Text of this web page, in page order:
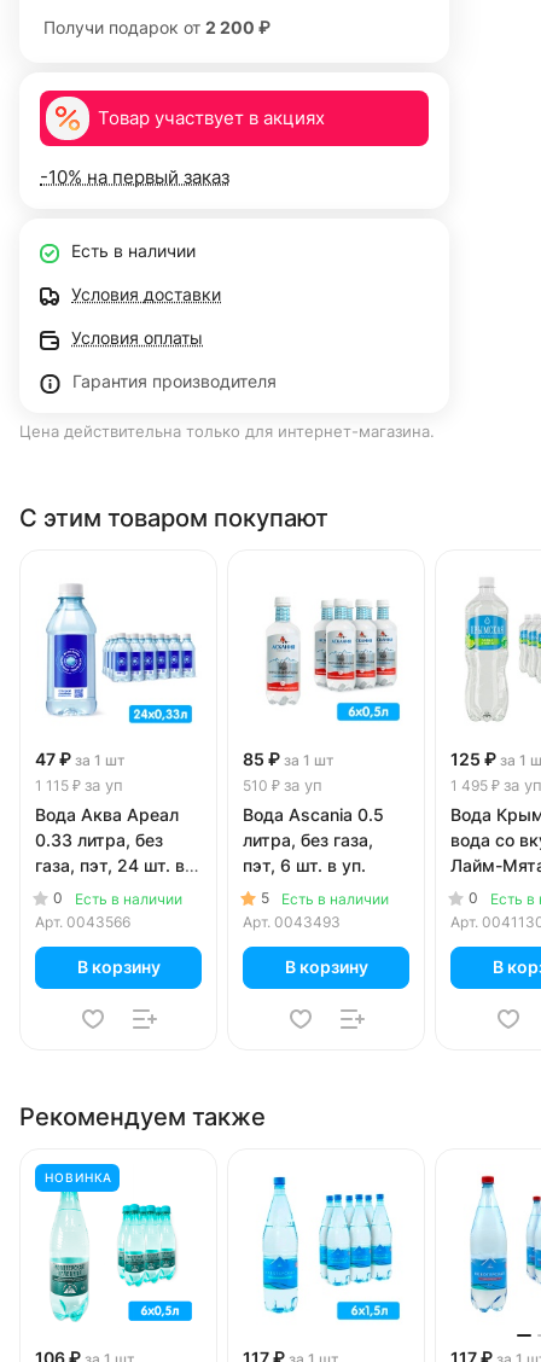
Получи подарок от 2 200 ₽
Товар участвует в акциях
-10% на первый заказ
Есть в наличии
Условия доставки
Условия оплаты
Гарантия производителя
Цена действительна только для интернет-магазина.
С этим товаром покупают
47 ₽ за 1 шт
1 115 ₽ за уп
Вода Аква Ареал
0.33 литра, без
газа, пэт, 24 шт. в
уп.0
Есть в наличии
Арт. 0043566
В корзину
85 ₽ за 1 шт
510 ₽ за уп
Вода Ascania 0.5
литра, без газа,
пэт, 6 шт. в уп.
5
Есть в наличии
Арт. 0043493
В корзину
125 ₽ за 1
1 495 ₽ за уп
Вода
вода со
Лайм-
газ, пэт,
0
Есть в
Арт.
В
Рекомендуем также
НОВИНКА
106 ₽ 117 ₽ 117 ₽